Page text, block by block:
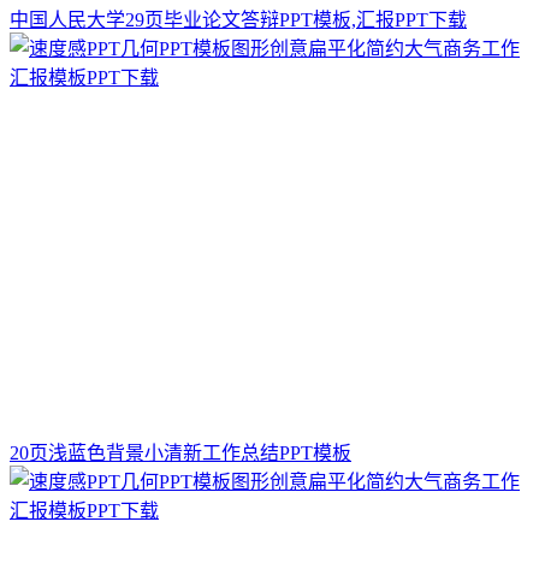
中国人民大学29页毕业论文答辩PPT模板,汇报PPT下载
20页浅蓝色背景小清新工作总结PPT模板